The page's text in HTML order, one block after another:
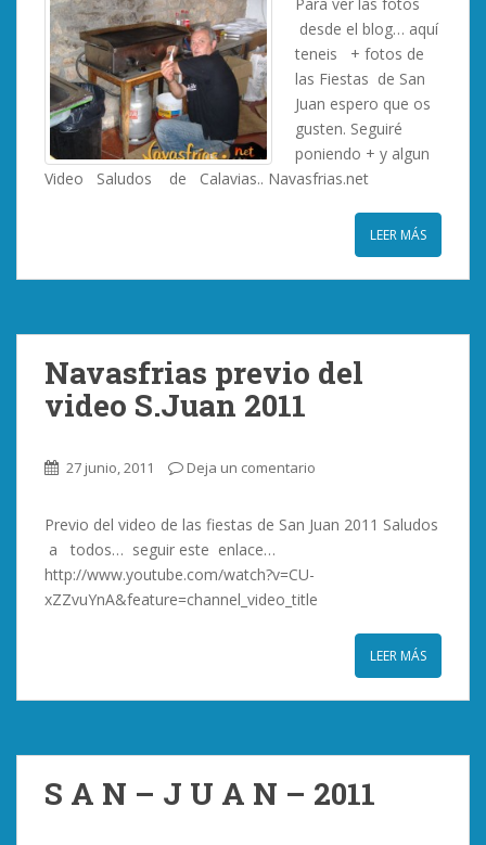
desde el blog… aquí
teneis + fotos de
las Fiestas de San
Juan espero que os
gusten. Seguiré
poniendo + y algun
Video Saludos de Calavias.. Navasfrias.net
LEER MÁS
Navasfrias previo del
video S.Juan 2011
27 junio, 2011 Deja un comentario
Previo del video de las fiestas de San Juan 2011 Saludos
a todos… seguir este enlace…
http://www.youtube.com/watch?v=CU-
xZZvuYnA&feature=channel_video_title
LEER MÁS
S A N – J U A N – 2011